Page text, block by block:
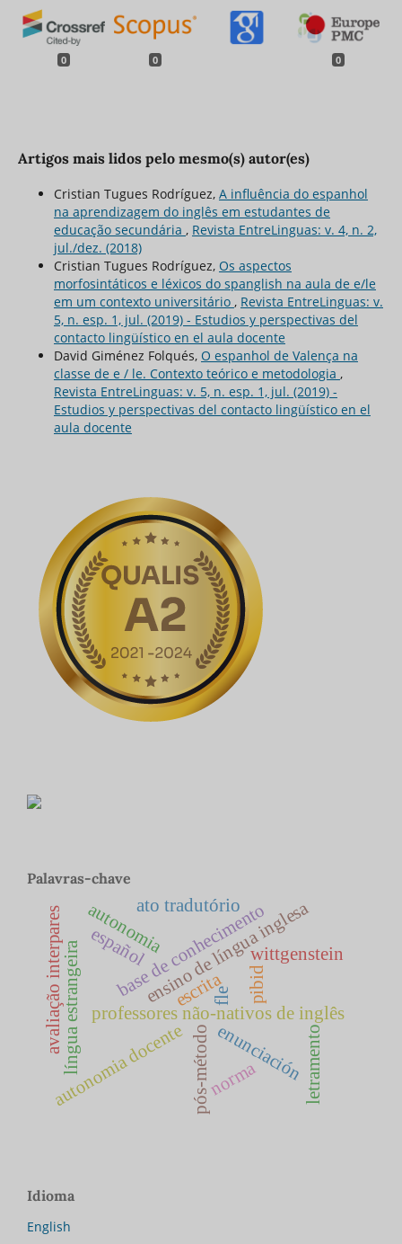
0 0 0
Artigos mais lidos pelo mesmo(s) autor(es)
Cristian Tugues Rodríguez, A influência do espanhol
na aprendizagem do inglês em estudantes de
educação secundária , Revista EntreLinguas: v. 4, n. 2,
jul./dez. (2018)
Cristian Tugues Rodríguez, Os aspectos
morfosintáticos e léxicos do spanglish na aula de e/le
em um contexto universitário , Revista EntreLinguas: v.
5, n. esp. 1, jul. (2019) - Estudios y perspectivas del
contacto lingüístico en el aula docente
David Giménez Folqués, O espanhol de Valença na
classe de e / le. Contexto teórico e metodologia ,
Revista EntreLinguas: v. 5, n. esp. 1, jul. (2019) -
Estudios y perspectivas del contacto lingüístico en el
aula docente
Palavras-chave
base de conhecimento
professores não-nativos de inglês
ensino de língua inglesa
pós-método
autonomia docente enunciación
español
pibid
língua estrangeira
autonomia
norma
escrita
avaliação interpares wittgenstein
fle
letramento
ato tradutório
Idioma
English